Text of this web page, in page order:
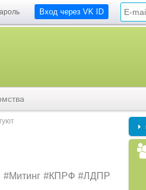
Вход через VK ID
Митинг КПРФ ЛДПР